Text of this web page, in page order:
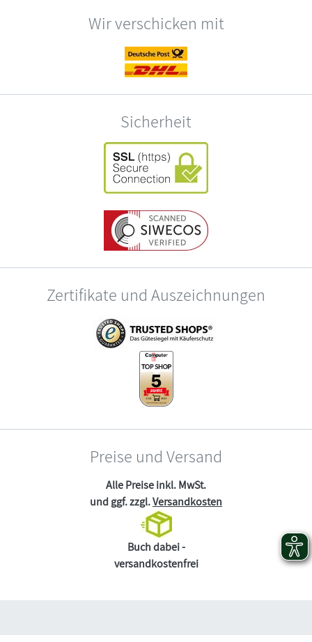
Wir verschicken mit
Sicherheit
Zertifikate und Auszeichnungen
Preise und Versand
Alle Preise inkl. MwSt.
und ggf. zzgl.Versandkosten
Buch dabei -
versandkostenfrei